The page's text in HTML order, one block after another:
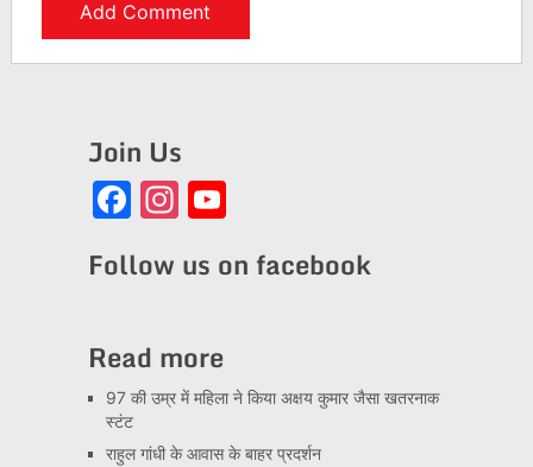
Join Us
Facebook
Instagram
YouTube
Follow us on facebook
Read more
97 की उम्र में महिला ने किया अक्षय कुमार जैसा खतरनाक
स्टंट
राहुल गांधी के आवास के बाहर प्रदर्शन